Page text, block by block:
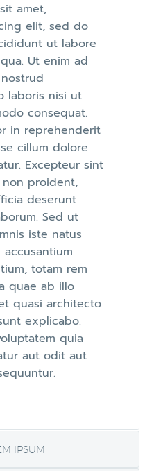
amet,
elit, sed do
ut labore
Ut enim ad
laboris nisi ut
consequat.
in reprehenderit
cillum dolore
Excepteur sint
proident,
deserunt
Sed ut
iste natus
totam rem
quae ab illo
quasi architecto
explicabo.
quia
aut odit aut
IPSUM